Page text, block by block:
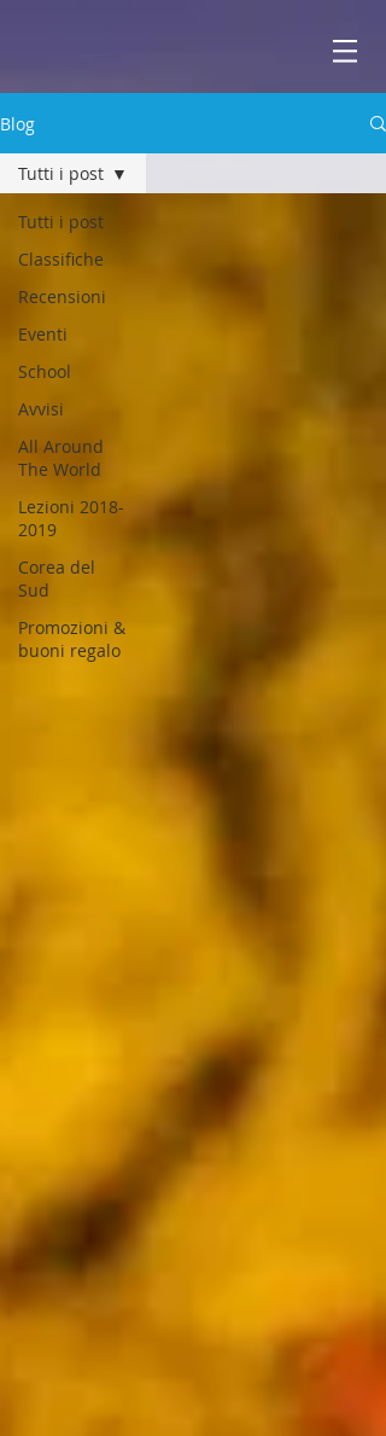
Scuola di
Blog
Tutti i post
Classifiche
Recensioni
Eventi
School
Avvisi
All Around
The World
Lezioni 2018-
2019
Corea del
Sud
Promozioni &
buoni regalo
Tutti i post